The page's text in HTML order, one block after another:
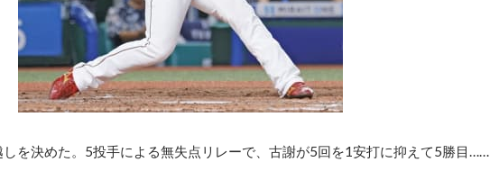
を決めた。5投手による無失点リレーで、古謝が5回を1安打に抑えて5勝目……